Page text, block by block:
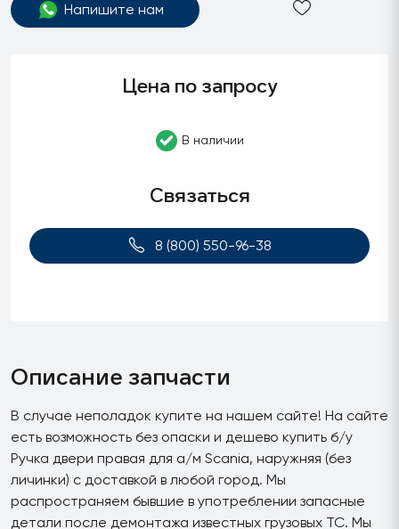
Напишите нам
Цена по запросу
В наличии
Связаться
8 (800) 550-96-38
Описание запчасти
В случае неполадок купите на нашем сайте! На сайте
есть возможность без опаски и дешево купить б/у
Ручка двери правая для а/м Scania, наружняя (без
личинки) с доставкой в любой город. Мы
распространяем бывшие в употреблении запасные
детали после демонтажа известных грузовых ТС. Мы